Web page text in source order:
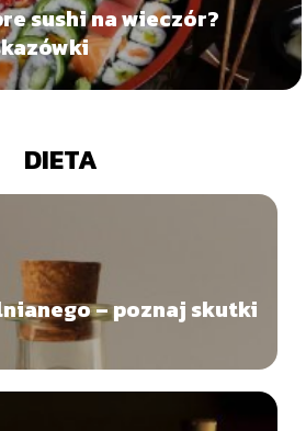
sushi na wieczór?
DIETA
– poznaj skutki